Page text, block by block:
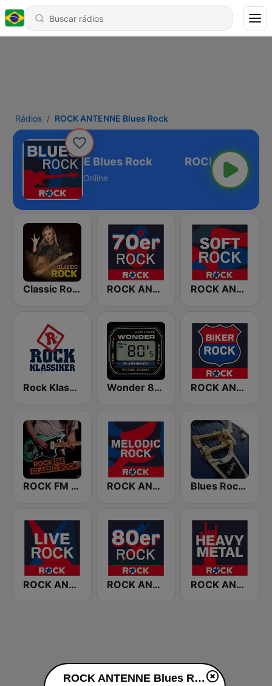
Rádios ROCK ANTENNE Blues Rock
ROCK ANTENNE Blues Rock
Online
Classic Rock Station ROCK ANTENNE 70er Rock ROCK ANTENNE Soft Rock
Rock Klassiker Wonder 80's ROCK ANTENNE Biker Rock
ROCK FM CLASSIC ROCK ROCK ANTENNE Melodic Rock Blues Rock Cafe
ROCK ANTENNE Live Rock ROCK ANTENNE 80er Rock ROCK ANTENNE Heavy Metal
ROCK ANTENNE Blues Rock ao vivo